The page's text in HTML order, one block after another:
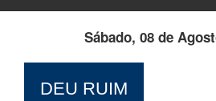
Sábado, 08 de
DEU RUIM